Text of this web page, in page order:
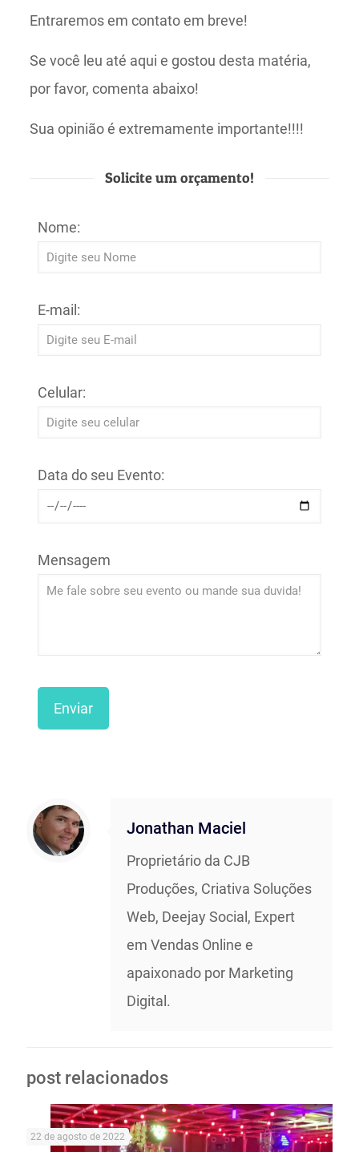
Entraremos em contato em breve!
Se você leu até aqui e gostou desta matéria,
por favor, comenta abaixo!
Sua opinião é extremamente importante!!!!
Solicite um orçamento!
Nome:
E-mail:
Celular:
Data do seu Evento:
Mensagem
Jonathan Maciel
Proprietário da CJB
Produções, Criativa Soluções
Web, Deejay Social, Expert
em Vendas Online e
apaixonado por Marketing
Digital.
post relacionados
22 de agosto de 2022